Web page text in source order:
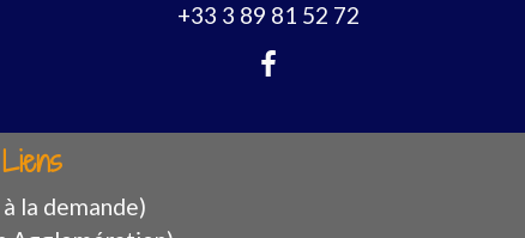
+33 3 89 81 52 72
Liens
la demande)